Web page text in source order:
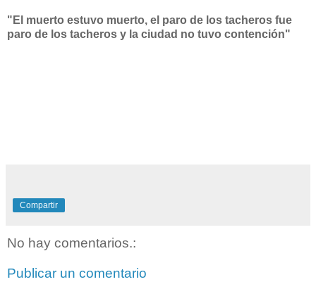
"El muerto estuvo muerto, el paro de los tacheros fue
paro de los tacheros y la ciudad no tuvo contención"
Compartir
No hay comentarios.:
Publicar un comentario